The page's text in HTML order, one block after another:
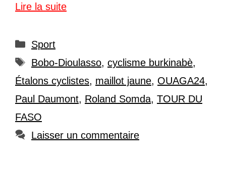
Lire la suite
Catégories
Sport
Étiquettes
Bobo-Dioulasso, cyclisme burkinabè,
Étalons cyclistes, maillot jaune, OUAGA24,
Paul Daumont, Roland Somda, TOUR DU
FASO
Laisser un commentaire